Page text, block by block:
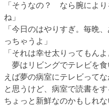
「そうなの？ なら腕によ
ね」
「今日のはやりすぎ。毎晩
っちゃうよ」
「それは幸せ太りってもん
夢はリビングでテレビを食
えば夢の病室にテレビって
と思うけど、病室で読書を
ちょっと新鮮なのかもしれな